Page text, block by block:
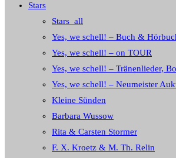
Stars
Stars_all
Yes, we schell! – Buch &
Yes, we schell! – on TOUR
Yes, we schell! – Tränenlieder,
Yes, we schell! – Neumeister
Kleine Sünden
Barbara Wussow
Rita & Carsten Stormer
F. X. Kroetz & M. Th. Relin